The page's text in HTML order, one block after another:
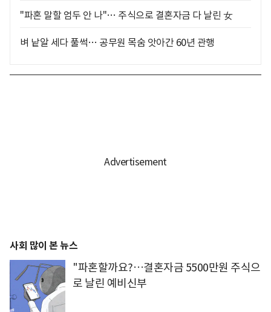
"파혼 말할 엄두 안 나"… 주식으로 결혼자금 다 날린 女
벼 낱알 세다 풀썩… 공무원 목숨 앗아간 60년 관행
사회 많이 본 뉴스
"파혼할까요?…결혼자금 5500만원 주식으
로 날린 예비신부